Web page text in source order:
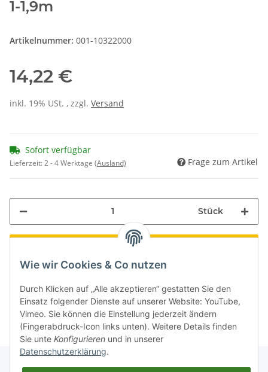
1-1,9m
Artikelnummer: 001-10322000
14,22 €
inkl. 19% USt. , zzgl. Versand
Sofort verfügbar
Lieferzeit:2 - 4 Werktage (Ausland) Frage zum Artikel
Stück
Wie wir Cookies & Co nutzen
Durch Klicken auf „Alle akzeptieren“ gestatten Sie den
Einsatz folgender Dienste auf unserer Website: YouTube,
Vimeo. Sie können die Einstellung jederzeit ändern
(Fingerabdruck-Icon links unten). Weitere Details finden
Sie unte Konfigurieren und in unserer
Datenschutzerklärung.